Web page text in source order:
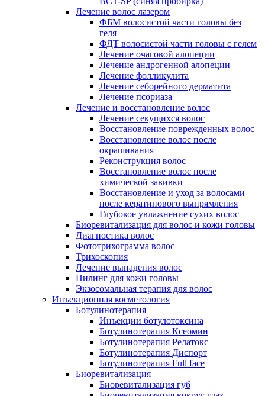
Лечение волос лазером
ФБМ волосистой части головы без
геля
ФДТ волосистой части головы с гелем
Лечение очаговой алопеции
Лечение андрогенной алопеции
Лечение фолликулита
Лечение себорейного дерматита
Лечение псориаза
Лечение и восстановление волос
Лечение секущихся волос
Восстановление поврежденных волос
Восстановление волос после
окрашивания
Реконструкция волос
Восстановление волос после
химической завивки
Восстановление и уход за волосами
после кератинового выпрямления
Глубокое увлажнение сухих волос
Биоревитализация для волос и кожи головы
Диагностика волос
Фототрихограмма волос
Трихоскопия
Лечение выпадения волос
Пилинг для кожи головы
Экзосомальная терапия для волос
Инъекционная косметология
Ботулинотерапия
Инъекции ботулотоксина
Ботулинотерапия Ксеомин
Ботулинотерапия Релатокс
Ботулинотерапия Диспорт
Ботулинотерапия Full face
Биоревитализация
Биоревитализация губ